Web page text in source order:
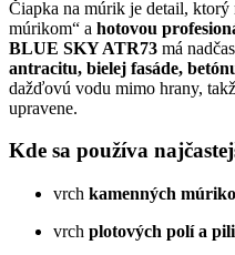
Čiapka na múrik je detail,
múrikom“ a hotovou
BLUE SKY ATR73 má
antracitu, bielej fasáde,
dažďovú vodu mimo hrany,
upravene.
Kde sa používa
vrch kamenných
vrch plotových polí a